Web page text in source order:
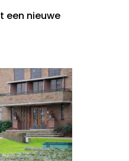
een nieuwe